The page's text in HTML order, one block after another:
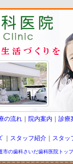
の流れ｜ 院内案内 診療
スタッフ紹介｜ スタッ
市の歯科さいだ歯科医院トッ